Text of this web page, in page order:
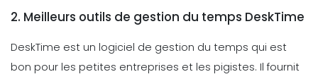
2. Meilleurs outils de gestion du temps DeskTime
DeskTime est un logiciel de gestion du temps qui est
bon pour les petites entreprises et les pigistes. Il fournit